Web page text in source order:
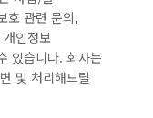
호 관련 문의,
인정보
있습니다. 회사는
및 처리해드릴